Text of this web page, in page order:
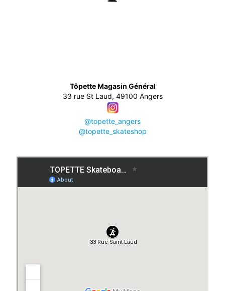
Tôpette Magasin Général
33 rue St Laud, 49100 Angers
@topette_angers
@topette_skateshop